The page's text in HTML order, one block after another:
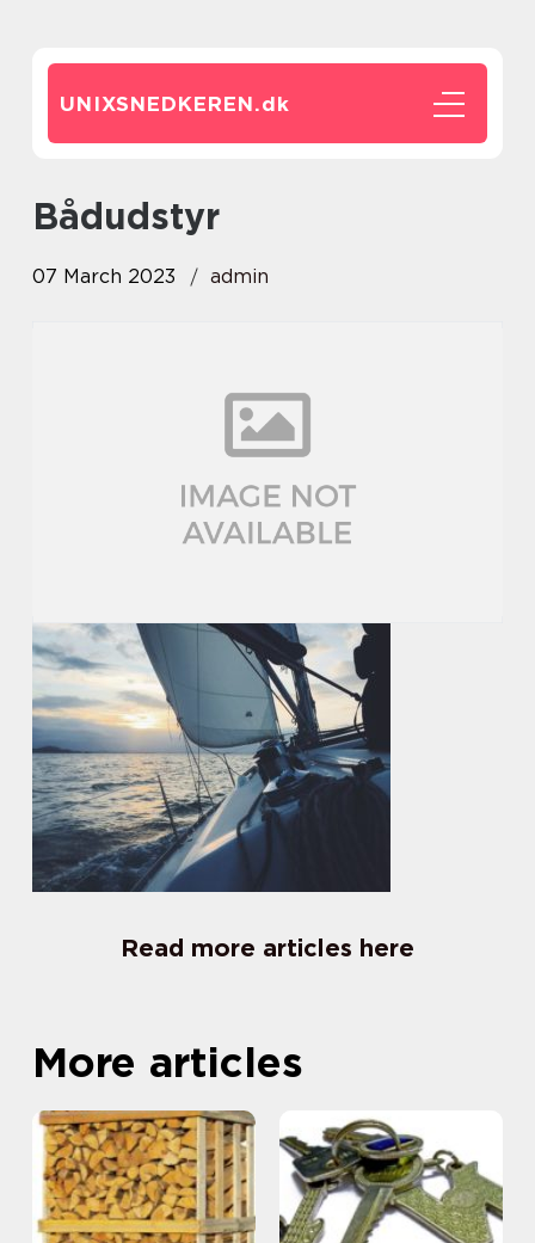
UNIXSNEDKEREN.dk
bådudstyr
07 March 2023 admin
Read more articles here
More articles